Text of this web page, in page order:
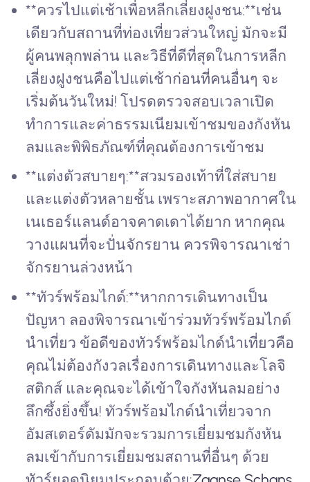
**ควรไปแต่เช้าเพื่อหลีกเลี่ยงฝูงชน:**เช่น
เดียวกับสถานที่ท่องเที่ยวส่วนใหญ่ มักจะมี
ผู้คนพลุกพล่าน และวิธีที่ดีที่สุดในการหลีก
เลี่ยงฝูงชนคือไปแต่เช้าก่อนที่คนอื่นๆ จะ
เริ่มต้นวันใหม่! โปรดตรวจสอบเวลาเปิด
ทำการและค่าธรรมเนียมเข้าชมของกังหัน
ลมและพิพิธภัณฑ์ที่คุณต้องการเข้าชม
**แต่งตัวสบายๆ:**สวมรองเท้าที่ใส่สบาย
และแต่งตัวหลายชั้น เพราะสภาพอากาศใน
เนเธอร์แลนด์อาจคาดเดาได้ยาก หากคุณ
วางแผนที่จะปั่นจักรยาน ควรพิจารณาเช่า
จักรยานล่วงหน้า
**ทัวร์พร้อมไกด์:**หากการเดินทางเป็น
ปัญหา ลองพิจารณาเข้าร่วมทัวร์พร้อมไกด์
นำเที่ยว ข้อดีของทัวร์พร้อมไกด์นำเที่ยวคือ
คุณไม่ต้องกังวลเรื่องการเดินทางและโลจิ
สติกส์ และคุณจะได้เข้าใจกังหันลมอย่าง
ลึกซึ้งยิ่งขึ้น! ทัวร์พร้อมไกด์นำเที่ยวจาก
อัมสเตอร์ดัมมักจะรวมการเยี่ยมชมกังหัน
ลมเข้ากับการเยี่ยมชมสถานที่อื่นๆ ด้วย